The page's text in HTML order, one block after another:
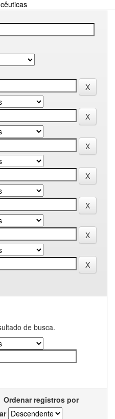
de busca.
Ordenar registros por